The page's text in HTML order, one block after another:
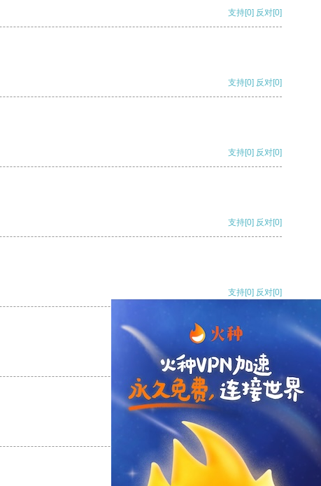
支持[0] 反对[0]
支持[0] 反对[0]
支持[0] 反对[0]
支持[0] 反对[0]
支持[0] 反对[0]
支持[0] 反对
支持